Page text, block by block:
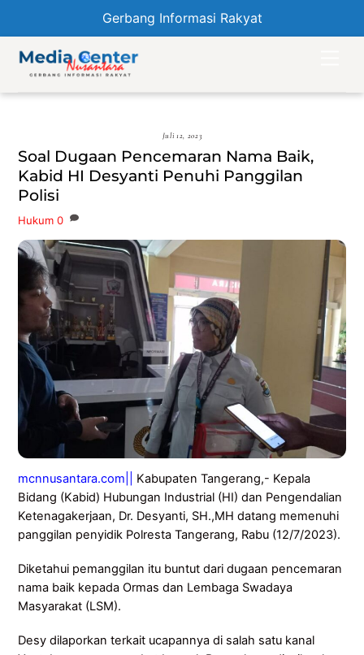
Gerbang Informasi Rakyat
content
Juli 12, 2023
Soal Dugaan Pencemaran Nama Baik,
Kabid HI Desyanti Penuhi Panggilan
Polisi
Hukum 0
mcnnusantara.com
Kabupaten Tangerang,- Kepala
Bidang (Kabid) Hubungan Industrial (HI) dan Pengendalian
Ketenagakerjaan, Dr. Desyanti, SH.,MH datang memenuhi
panggilan penyidik Polresta Tangerang, Rabu (12/7/2023).
Diketahui pemanggilan itu buntut dari dugaan pencemaran
nama baik kepada Ormas dan Lembaga Swadaya
Masyarakat (LSM).
Desy dilaporkan terkait ucapannya di salah satu kanal